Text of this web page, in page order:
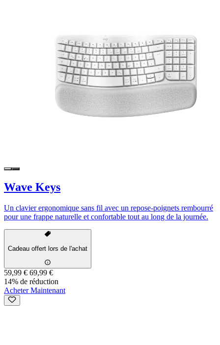
Wave Keys
Un clavier ergonomique sans fil avec un repose-poignets rembourré
pour une frappe naturelle et confortable tout au long de la journée.
Cadeau offert lors de l'achat
59,99 € 69,99 €
14% de réduction
Acheter Maintenant